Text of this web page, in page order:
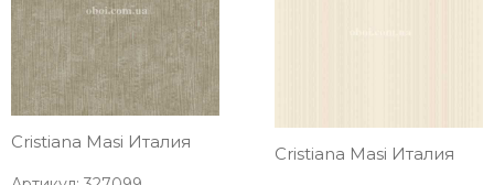
Cristiana Masi Италия
Cristiana Masi Италия